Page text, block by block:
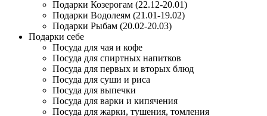
Подарки Козерогам (22.12-20.01)
Подарки Водолеям (21.01-19.02)
Подарки Рыбам (20.02-20.03)
Подарки себе
Посуда для чая и кофе
Посуда для спиртных напитков
Посуда для первых и вторых блюд
Посуда для суши и риса
Посуда для выпечки
Посуда для варки и кипячения
Посуда для жарки, тушения, томления